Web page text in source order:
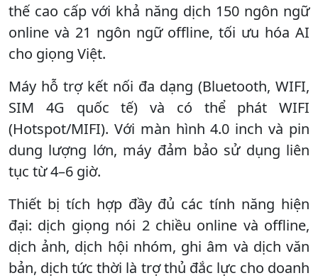
thế cao cấp với khả năng dịch 150 ngôn ngữ
online và 21 ngôn ngữ offline, tối ưu hóa AI
cho giọng Việt.
Máy hỗ trợ kết nối đa dạng (Bluetooth, WIFI,
SIM 4G quốc tế) và có thể phát WIFI
(Hotspot/MIFI). Với màn hình 4.0 inch và pin
dung lượng lớn, máy đảm bảo sử dụng liên
tục từ 4–6 giờ.
Thiết bị tích hợp đầy đủ các tính năng hiện
đại: dịch giọng nói 2 chiều online và offline,
dịch ảnh, dịch hội nhóm, ghi âm và dịch văn
bản, dịch tức thời là trợ thủ đắc lực cho doanh